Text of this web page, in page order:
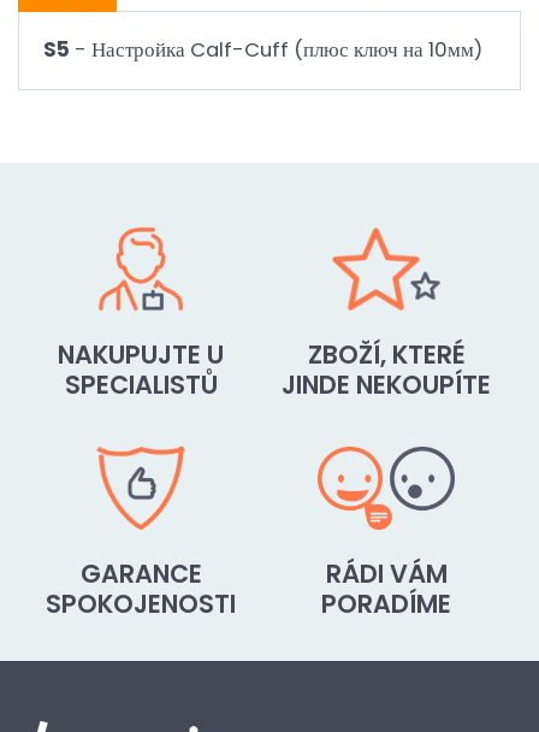
S5 - Настройка Calf-Cuff (плюс ключ на 10мм)
NAKUPUJTE U
SPECIALISTŮ
ZBOŽÍ, KTERÉ
JINDE NEKOUPÍTE
GARANCE
SPOKOJENOSTI
RÁDI VÁM
PORADÍME